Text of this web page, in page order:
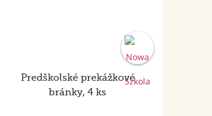
Predškolské prekážkové
bránky, 4 ks